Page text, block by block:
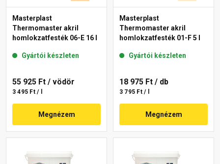
Masterplast
Thermomaster akril
homlokzatfesték 06-E 16 l
Gyártói készleten
55 925 Ft / vödör
3 495 Ft / l
Megnézem
Masterplast
Thermomaster akril
homlokzatfesték 01-F 5 l
Gyártói készleten
18 975 Ft / db
3 795 Ft / l
Megnézem